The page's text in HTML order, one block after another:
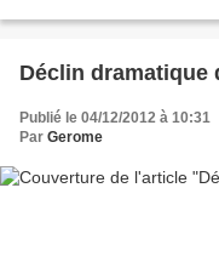
Déclin dramatique
Publié le 04/12/2012 à 10:31
Par Gerome